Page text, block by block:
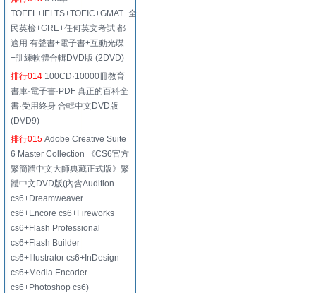
TOEFL+IELTS+TOEIC+GMAT+全
民英檢+GRE+任何英文考試 都
適用 有聲書+電子書+互動光碟
+訓練軟體合輯DVD版 (2DVD)
排行014 100CD·10000冊教育
書庫·電子書·PDF 真正的百科全
書·受用終身 合輯中文DVD版
(DVD9)
排行015 Adobe Creative Suite
6 Master Collection 《CS6官方
繁簡體中文大師典藏正式版》繁
體中文DVD版(內含Audition
cs6+Dreamweaver
cs6+Encore cs6+Fireworks
cs6+Flash Professional
cs6+Flash Builder
cs6+Illustrator cs6+InDesign
cs6+Media Encoder
cs6+Photoshop cs6)